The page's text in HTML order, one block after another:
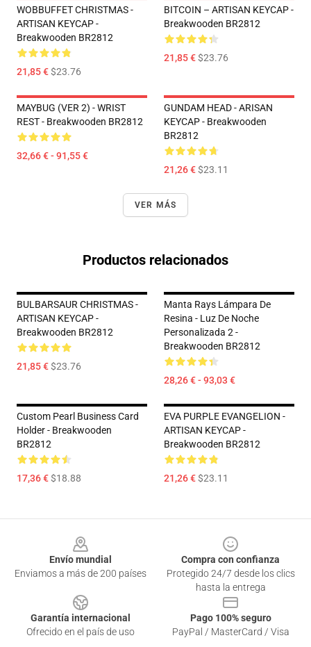
WOBBUFFET CHRISTMAS -
ARTISAN KEYCAP -
Breakwooden BR2812
21,85 €$23.76
BITCOIN – ARTISAN KEYCAP -
Breakwooden BR2812
21,85 €$23.76
MAYBUG (VER 2) - WRIST
REST - Breakwooden BR2812
32,66 € - 91,55 €
GUNDAM HEAD - ARISAN
KEYCAP - Breakwooden
BR2812
21,26 €$23.11
VER MÁS
Productos relacionados
BULBARSAUR CHRISTMAS -
ARTISAN KEYCAP -
Breakwooden BR2812
21,85 €$23.76
Manta Rays Lámpara De
Resina - Luz De Noche
Personalizada 2 -
Breakwooden BR2812
28,26 € - 93,03 €
Custom Pearl Business Card
Holder - Breakwooden
BR2812
17,36 €$18.88
EVA PURPLE EVANGELION -
ARTISAN KEYCAP -
Breakwooden BR2812
21,26 €$23.11
Envío mundial
Enviamos a más de 200 países
Compra con confianza
Protegido 24/7 desde los clics
hasta la entrega
Garantía internacional
Ofrecido en el país de uso
Pago 100% seguro
PayPal / MasterCard / Visa